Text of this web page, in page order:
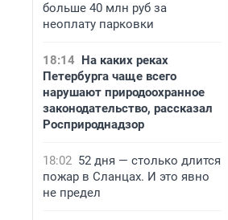
больше 40 млн руб за
неоплату парковки
18:14 На каких реках
Петербурга чаще всего
нарушают природоохранное
законодательство, рассказал
Росприроднадзор
18:02 52 дня — столько длится
пожар в Сланцах. И это явно
не предел